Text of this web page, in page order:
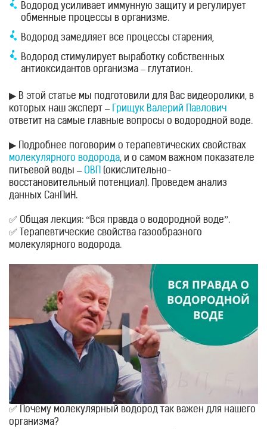
Водород усиливает иммунную защиту и регулирует
обменные процессы в организме.
Водород замедляет все процессы старения,
Водород стимулирует выработку собственных
антиоксидантов организма – глутатион.
▶ В этой статье мы подготовили для Вас видеоролики, в
которых наш эксперт –
Грищук Валерий Павлович
ответит на самые главные вопросы о водородной воде.
▶ Подробнее поговорим о терапевтических свойствах
молекулярного водорода, и о самом важном показателе
питьевой воды – ОВП
(окислительно-
восстановительный потенциал). Проведем анализ
данных СанПиН.
✅ Общая лекция: “Вся правда о водородной воде”.
✅ Терапевтические свойства газообразного
молекулярного водорода.
✅ Почему молекулярный водород так важен для нашего
организма?